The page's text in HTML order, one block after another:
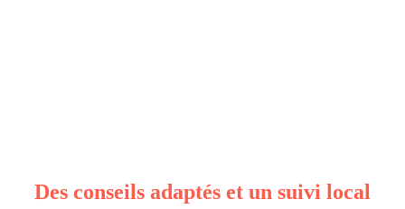
Des conseils adaptés et un suivi local